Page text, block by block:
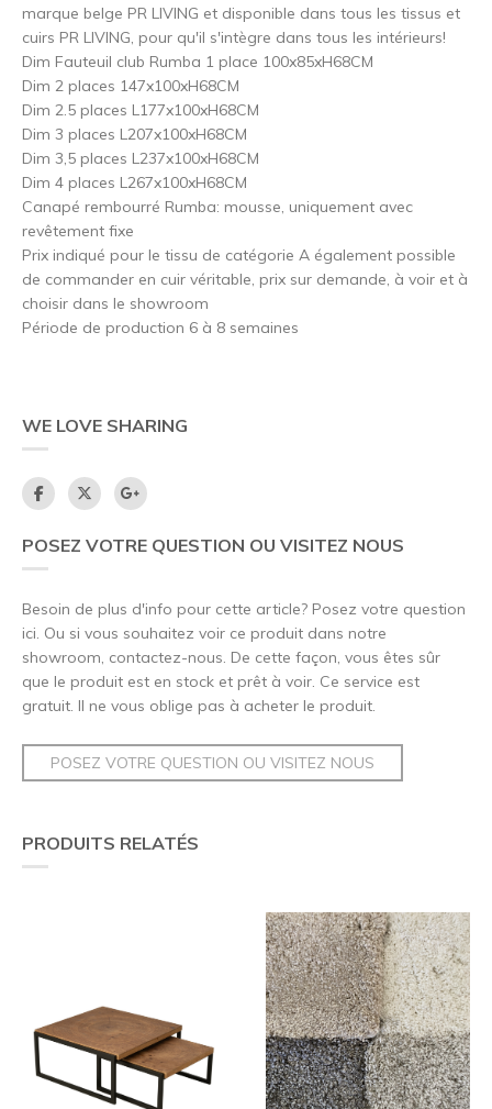
marque belge PR LIVING et disponible dans tous les tissus et
cuirs PR LIVING, pour qu'il s'intègre dans tous les intérieurs!
Dim Fauteuil club Rumba 1 place 100x85xH68CM
Dim 2 places 147x100xH68CM
Dim 2.5 places L177x100xH68CM
Dim 3 places L207x100xH68CM
Dim 3,5 places L237x100xH68CM
Dim 4 places L267x100xH68CM
Canapé rembourré Rumba: mousse, uniquement avec
revêtement fixe
Prix indiqué pour le tissu de catégorie A également possible
de commander en cuir véritable, prix sur demande, à voir et à
choisir dans le showroom
Période de production 6 à 8 semaines
WE LOVE SHARING
POSEZ VOTRE QUESTION OU VISITEZ NOUS
Besoin de plus d'info pour cette article? Posez votre question
ici. Ou si vous souhaitez voir ce produit dans notre
showroom, contactez-nous. De cette façon, vous êtes sûr
que le produit est en stock et prêt à voir. Ce service est
gratuit. Il ne vous oblige pas à acheter le produit.
POSEZ VOTRE QUESTION OU VISITEZ NOUS
PRODUITS RELATÉS